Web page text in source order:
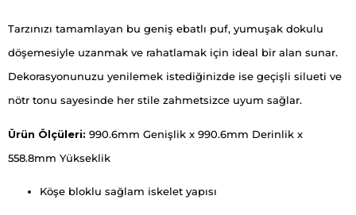
Tarzınızı tamamlayan bu geniş ebatlı puf, yumuşak dokulu
döşemesiyle uzanmak ve rahatlamak için ideal bir alan sunar.
Dekorasyonunuzu yenilemek istediğinizde ise geçişli silueti ve
nötr tonu sayesinde her stile zahmetsizce uyum sağlar.
Ürün Ölçüleri: 990.6mm Genişlik x 990.6mm Derinlik x
558.8mm Yükseklik
Köşe bloklu sağlam iskelet yapısı